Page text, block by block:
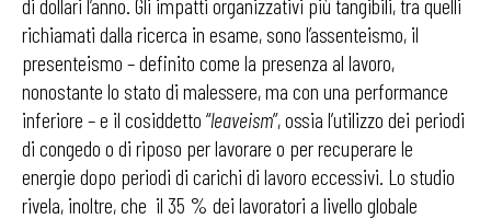
di dollari l’anno. Gli impatti organizzativi più tangibili, tra quelli
richiamati dalla ricerca in esame, sono l’assenteismo, il
presenteismo – definito come la presenza al lavoro,
nonostante lo stato di malessere, ma con una performance
inferiore – e il cosiddetto “leaveism”, ossia l’utilizzo dei periodi
di congedo o di riposo per lavorare o per recuperare le
energie dopo periodi di carichi di lavoro eccessivi. Lo studio
rivela, inoltre, che il 35 % dei lavoratori a livello globale